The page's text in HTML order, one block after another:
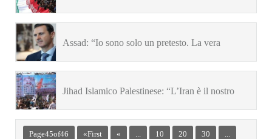
Assad: “Io sono solo un pretesto. La vera
Jihad Islamico Palestinese: “L’Iran è il nostro
sostegno”
Page 45 of 46 « First « ... 10 20 30 ...